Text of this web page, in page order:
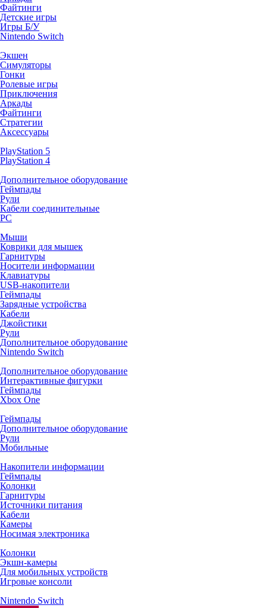
Файтинги
Детские игры
Игры Б/У
Nintendo Switch
Экшен
Симуляторы
Гонки
Ролевые игры
Приключения
Аркады
Файтинги
Стратегии
Аксессуары
PlayStation 5
PlayStation 4
Дополнительное оборудование
Геймпады
Рули
Кабели соединительные
PC
Мыши
Коврики для мышек
Гарнитуры
Носители информации
Клавиатуры
USB-накопители
Геймпады
Зарядные устройства
Кабели
Джойстики
Рули
Дополнительное оборудование
Nintendo Switch
Дополнительное оборудование
Интерактивные фигурки
Геймпады
Xbox One
Геймпады
Дополнительное оборудование
Рули
Мобильные
Накопители информации
Геймпады
Колонки
Гарнитуры
Источники питания
Кабели
Камеры
Носимая электроника
Колонки
Экшн-камеры
Для мобильных устройств
Игровые консоли
Nintendo Switch